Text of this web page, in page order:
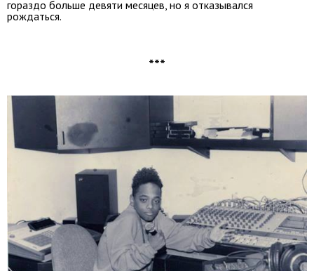
гораздо больше девяти месяцев, но я отказывался
рождаться.
***